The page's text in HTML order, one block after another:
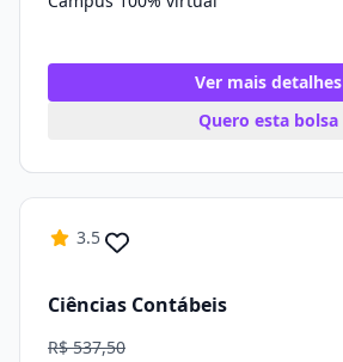
Ver mais detalhes
Quero esta bolsa
3.5
Ciências Contábeis
R$ 537,50